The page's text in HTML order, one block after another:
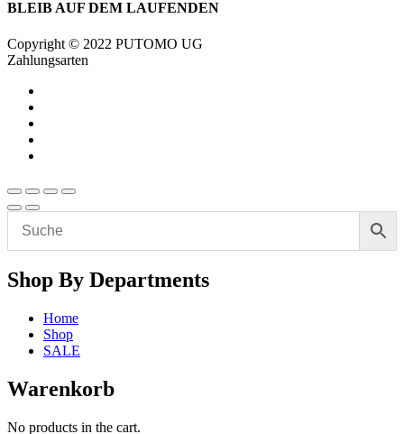
BLEIB AUF DEM LAUFENDEN
Copyright © 2022 PUTOMO UG
Zahlungsarten
Shop By Departments
Home
Shop
SALE
Warenkorb
No products in the cart.